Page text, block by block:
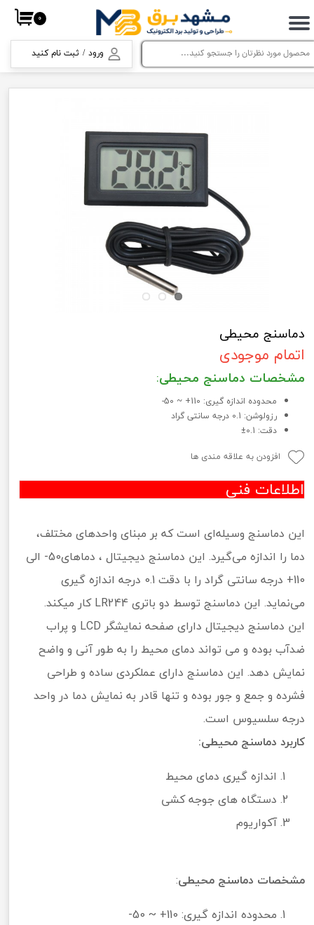
ورود / ثبت نام کنید
حساب کاربری من
تغییر گذر واژه
سفارشات
۰
دماسنج محیطی
اتمام موجودی
مشخصات دماسنج محیطی:
محدوده اندازه گیری: 110+ ~ 50-
رزولوشن: 0.1 درجه سانتی گراد
دقت: 0.1±
افزودن به علاقه مندی ها
اطلاعات فنی
این دماسنج وسیله‌ای است که بر مبنای واحدهای مختلف،
دما را اندازه می‌گیرد. این دماسنج دیجیتال ، دماهای50- الی
110+ درجه سانتی گراد را با دقت 0.1 درجه اندازه گیری
می‌نماید. این دماسنج توسط دو باتری LR244 کار میکند.
این دماسنج دیجیتال دارای صفحه نمایشگر LCD و پراب
ضدآب بوده و می تواند دمای محیط را به طور آنی و واضح
نمایش دهد. این دماسنج دارای عملکردی ساده و طراحی
فشرده و جمع و جور بوده و تنها قادر به نمایش دما در واحد
درجه سلسیوس است.
کاربرد دماسنج محیطی:
اندازه گیری دمای محیط
دستگاه های جوجه کشی
آکواریوم
مشخصات دماسنج محیطی:
محدوده اندازه گیری: 110+ ~ 50-